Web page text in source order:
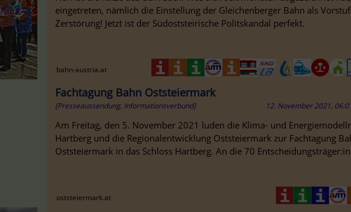
eingetreten, nämlich die Einstellung der Gleichenberger Bahn als
Zerstörung! Jetzt ist der Südoststeirische Politskandal perfekt.
bahn-austria.at
Fachtagung Bahn Oststeiermark
[Presseaussendung, Informationsverbund] 12. November 2021,
Am Freitag, den 5. November 2021 luden die Klima- und
Hartberg und die Regionalentwicklung Oststeiermark zur Fachtagung
Oststeiermark in das Schloss Hartberg. An die 70
oststeiermark.at